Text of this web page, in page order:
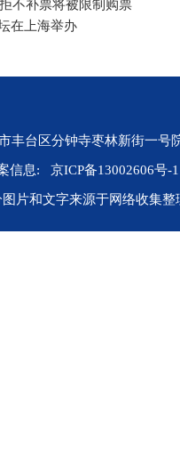
不补票将被限制购票
在上海举办
丰台区分钟寺枣林新街一
信息: 京ICP备13002606号-1
片和文字来源于网络收集